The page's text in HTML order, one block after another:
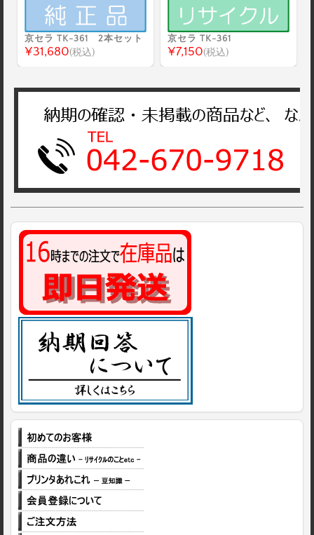
京セラ TK-361 2本セット
¥31,680(税込)
京セラ TK-361
¥7,150(税込)